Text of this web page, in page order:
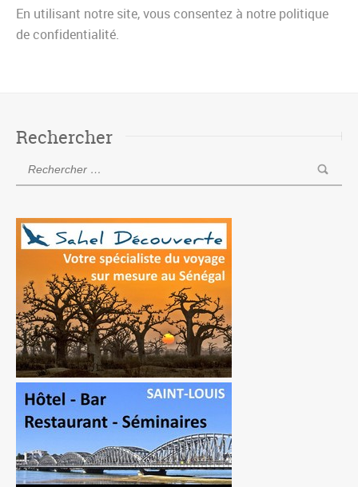
En utilisant notre site, vous consentez à notre politique
de confidentialité.
Rechercher